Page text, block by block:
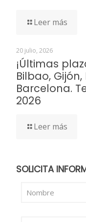
Leer más
20 julio, 2026
¡Últimas
Bilbao,
Barcelona.
2026
Leer más
SOLICITA